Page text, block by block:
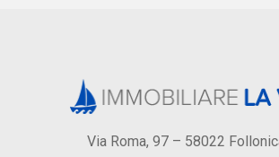
Via Roma, 97 – 58022